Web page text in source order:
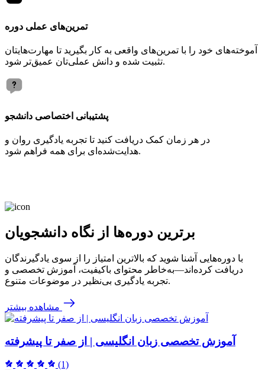
تمرین‌های عملی دوره
آموخته‌های خود را با تمرین‌های واقعی به کار بگیرید تا مهارت‌هایتان
تثبیت شده و دانش عملی‌تان عمیق‌تر شود.
پشتیبانی اختصاصی دانشجو
در هر زمان کمک دریافت کنید تا تجربه یادگیری روان و
هدایت‌شده‌ای برای همه فراهم شود.
برترین دوره‌ها از نگاه دانشجویان
با دوره‌هایی آشنا شوید که بالاترین امتیاز را از سوی یادگیرندگان
دریافت کرده‌اند—به‌خاطر محتوای باکیفیت، آموزش تخصصی و
تجربه یادگیری بی‌نظیر در موضوعات متنوع.
مشاهده بیشتر
آموزش تخصصی زبان انگلیسی | از صفر تا پیشرفته
(1)